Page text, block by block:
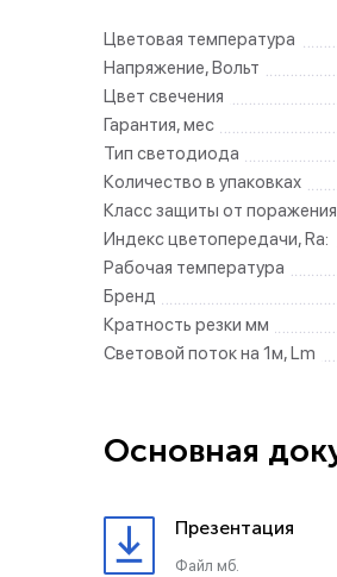
Цветовая температура
Напряжение, Вольт
Цвет свечения
Гарантия, мес
Тип светодиода
Количество в упаковках
Класс защиты от
Индекс цветопередачи, Ra:
Рабочая температура
Бренд
Кратность резки мм
Световой поток на 1м, Lm
Основная
Презентация
Файл мб.